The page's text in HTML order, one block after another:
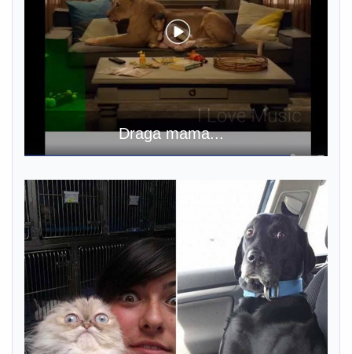
Draga mama...